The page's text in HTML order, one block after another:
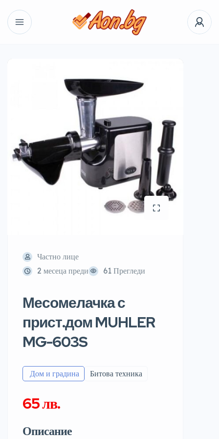
Частно лице
2 месеца преди
61 Прегледи
Месомелачка с
прист.дом MUHLER
MG-603S
️ Дом и градина Битова техника
65 лв.
Описание